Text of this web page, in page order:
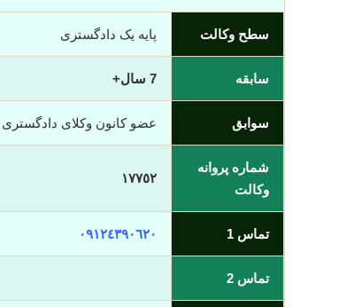
سطح وکالت پایه یک دادگستری
سابقه 7 سال+
سوابق عضو کانون وکلای
شماره پروانه
وکالت
١٧٧٥٢
تماس 1 ٠٩١٢٤٣٩٠٦٢٠
تماس 2